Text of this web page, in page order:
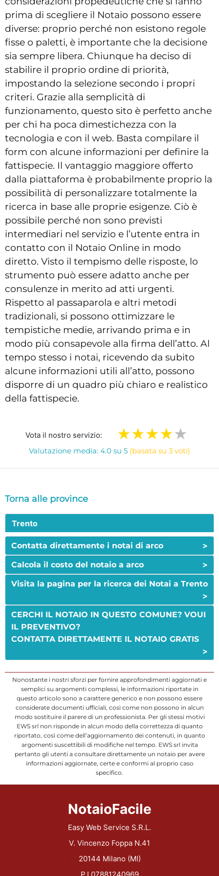
prima di scegliere il Notaio possono essere
diverse: proprio perché non esistono regole
fisse o paletti, è importante che la decisione
sia sempre libera. Chiunque ha deciso di
stabilire il proprio ordine di priorità,
impostando la selezione secondo i propri
criteri. Grazie alla semplicità di
funzionamento, questo sito è perfetto anche
per chi ha poca dimestichezza con la
tecnologia e con il web. Basta compilare il
form con alcune informazioni per definire la
fattispecie. Il vantaggio maggiore offerto
dalla piattaforma è probabilmente proprio la
possibilità di personalizzare totalmente la
ricerca in base alle proprie esigenze. Ciò è
possibile perché non sono previsti
intermediari nel servizio e l’utente entra in
contatto con il Notaio Online in modo
diretto. Visto il tempismo delle risposte, lo
strumento può essere adatto anche per
consulenze in merito ad atti urgenti.
Rispetto al passaparola e altri metodi
tradizionali, si possono ottimizzare le
tempistiche medie, arrivando prima e in
modo più consapevole alla firma dell’atto. Al
tempo stesso i notai, ricevendo da subito
alcune informazioni utili all’atto, possono
disporre di un quadro più chiaro e realistico
della fattispecie.
Vota il nostro servizio:
Valutazione media: 4.0 su 5 (basata su 3 voti)
Torna alle province
Trento
Contatta direttamente i notai di arco >
Calcola il costo del notaio a arco >
Visita la pagina per la ricerca dei Notai a Trento
>
CERCHI IL NOTAIO IN QUESTO COMUNE? VOUI
IL PREVENTIVO?
CONTATTA DIRETTAMENTE IL NOTAIO GRATIS
>
Nonostante i nostri sforzi per fornire approfondimenti aggiornati e
semplici su argomenti complessi, le informazioni riportate in
questo articolo sono a carattere generico e non possono essere
considerate documenti ufficiali, così come non possono in alcun
modo sostituire il parere di un professionista. Per gli stessi motivi
EWS srl non risponde in alcun modo della correttezza di quanto
riportato, così come dell’aggiornamento dei contenuti, in quanto
argomenti suscettibili di modifiche nel tempo. EWS srl invita
pertanto gli utenti a consultare direttamente un notaio per avere
informazioni aggiornate, certe e conformi al proprio caso
specifico.
NotaioFacile
Easy Web Service S.R.L.
V. Vincenzo Foppa N.41
20144 Milano (MI)